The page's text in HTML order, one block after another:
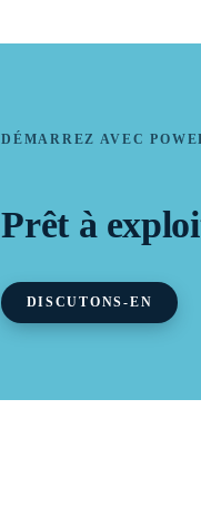
DÉMARREZ AVEC
Prêt à
DISCUTONS-EN